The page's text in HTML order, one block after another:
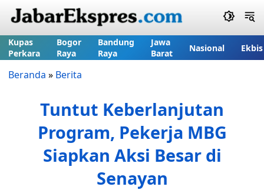
Kupas
Perkara
Bogor
Raya
Bandung
Raya
Jawa
Barat
Nasional Ekbis
Beranda » Berita
Tuntut Keberlanjutan
Program, Pekerja MBG
Siapkan Aksi Besar di
Senayan